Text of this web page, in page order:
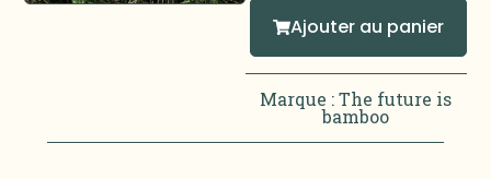
Ajouter au panier
Marque :The future is
bamboo